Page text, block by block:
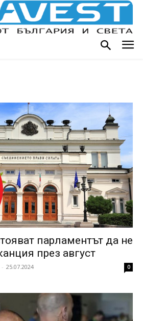
парламентът да не
през август
- 25.07.2024 0